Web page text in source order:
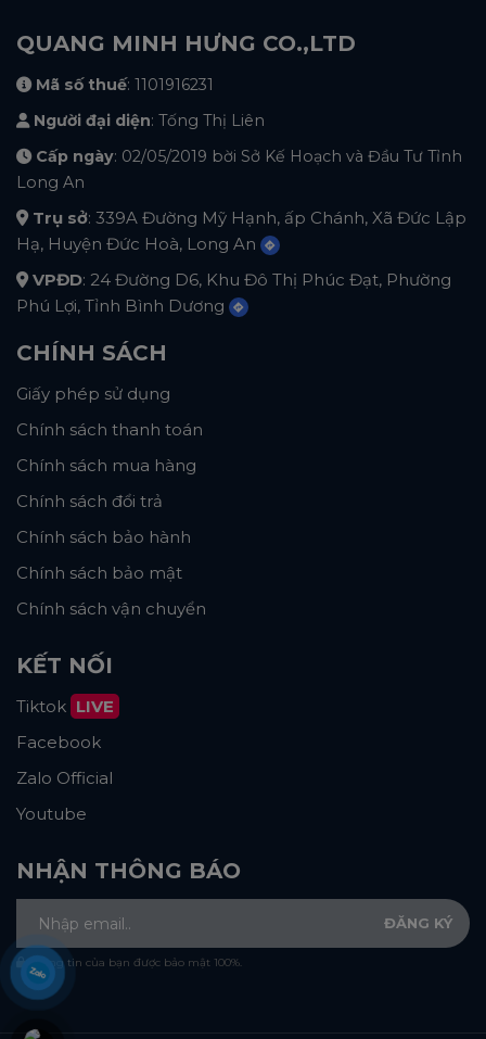
QUANG MINH HƯNG CO.,LTD
Mã số thuế: 1101916231
Người đại diện: Tống Thị Liên
Cấp ngày: 02/05/2019 bời Sở Kế Hoạch và Đầu Tư Tỉnh
Long An
Trụ sở: 339A Đường Mỹ Hạnh, ấp Chánh, Xã Đức Lập
Hạ, Huyện Đức Hoà, Long An
VPĐD: 24 Đường D6, Khu Đô Thị Phúc Đạt, Phường
Phú Lợi, Tỉnh Bình Dương
CHÍNH SÁCH
Giấy phép sử dụng
Chính sách thanh toán
Chính sách mua hàng
Chính sách đổi trả
Chính sách bảo hành
Chính sách bảo mật
Chính sách vận chuyển
KẾT NỐI
Tiktok LIVE
Facebook
Zalo Official
Youtube
NHẬN THÔNG BÁO
Thông tin của bạn được bảo mật 100%.